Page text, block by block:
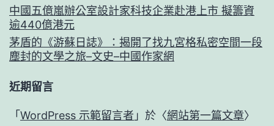
中國五億嵐辦公室設計家科技企業赴港上市 擬籌資
逾440億港元
茅盾的《游蘇日誌》：揭開了找九宮格私密空間一段
塵封的文學之旅–文史–中國作家網
近期留言
「WordPress 示範留言者 」於〈網站第一篇文章〉